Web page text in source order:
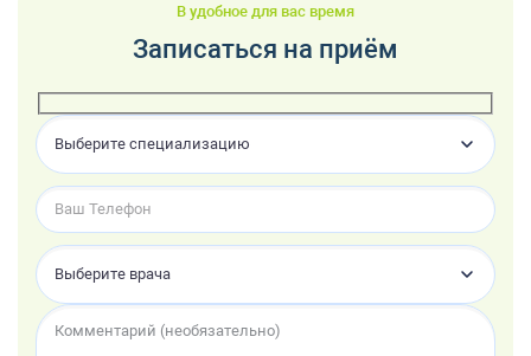
В удобное для вас время
Записаться на приём
Выберите специализацию
Выберите врача